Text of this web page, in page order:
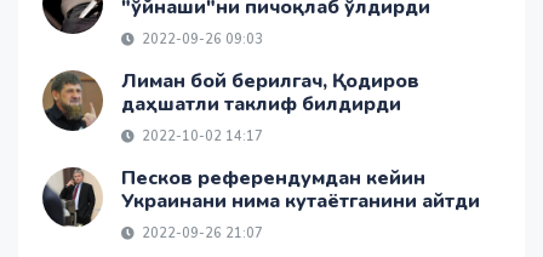
"ўйнаши"ни пичоқлаб ўлдирди
2022-09-26 09:03
Лиман бой берилгач, Қодиров
даҳшатли таклиф билдирди
2022-10-02 14:17
Песков референдумдан кейин
Украинани нима кутаётганини айтди
2022-09-26 21:07